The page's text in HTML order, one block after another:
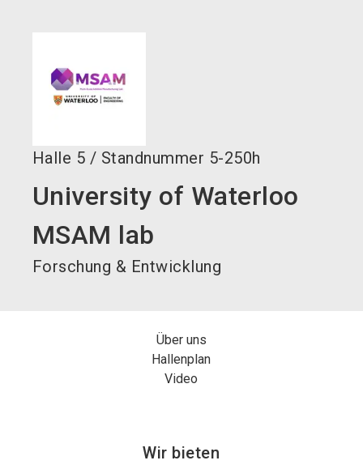
Halle 5 / Standnummer 5-250h
University of Waterloo
MSAM lab
Forschung & Entwicklung
Über uns
Hallenplan
Video
Wir bieten